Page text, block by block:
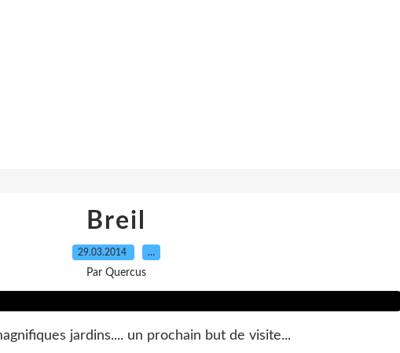
Breil
29.03.2014 …
Par Quercus
jardins.... un prochain but de visite...